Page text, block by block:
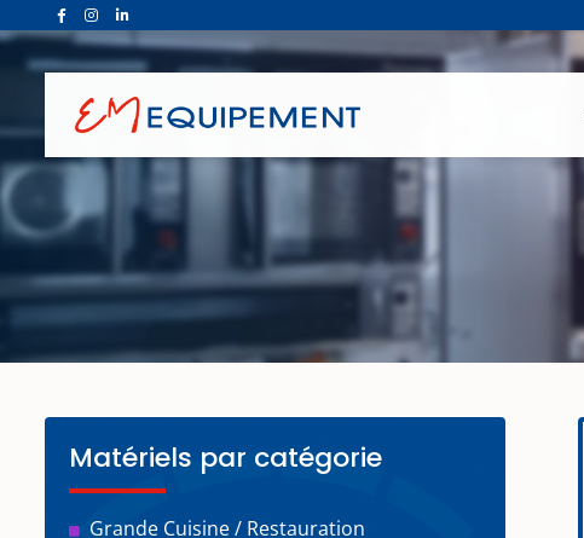
Matériels par catégorie
Grande Cuisine / Restauration